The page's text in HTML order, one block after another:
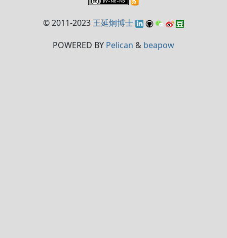
© 2011-2023 王延炯博士
POWERED BY Pelican & beapow